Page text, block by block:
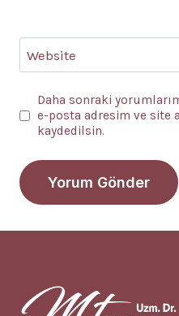
Website
Daha sonraki
e-posta adresim ve site
kaydedilsin.